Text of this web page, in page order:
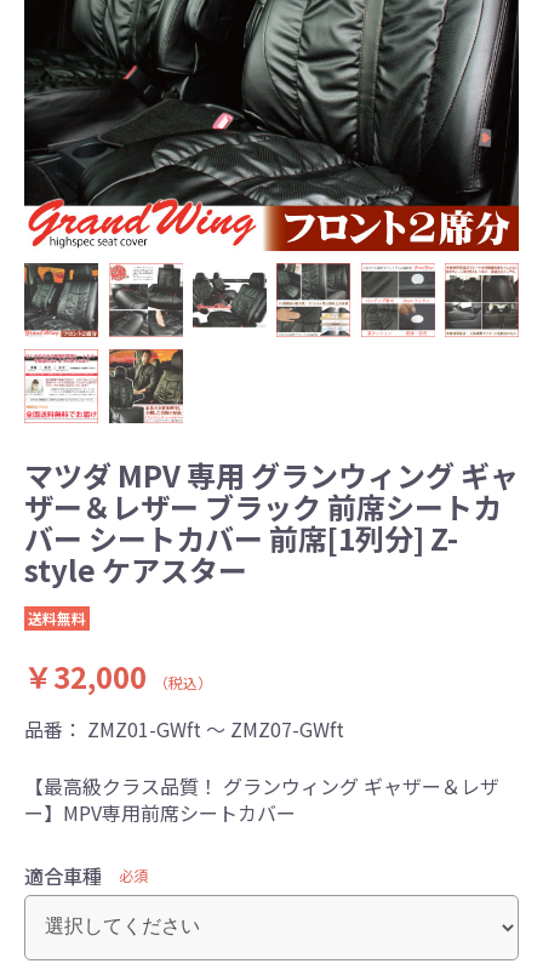
マツダ MPV 専用 グランウィング ギャ
ザー＆レザー ブラック 前席シートカ
バー シートカバー 前席[1列分] Z-
style ケアスター
送料無料
￥32,000 （税込）
品番： ZMZ01-GWft ～ ZMZ07-GWft
【最高級クラス品質！ グランウィング ギャザー＆レザ
ー】MPV専用前席シートカバー
適合車種 必須